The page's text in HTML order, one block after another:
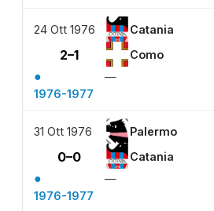
24 Ott 1976 Catania
2–1 Como
●
—
1976-1977
31 Ott 1976 Palermo
0–0 Catania
●
—
1976-1977